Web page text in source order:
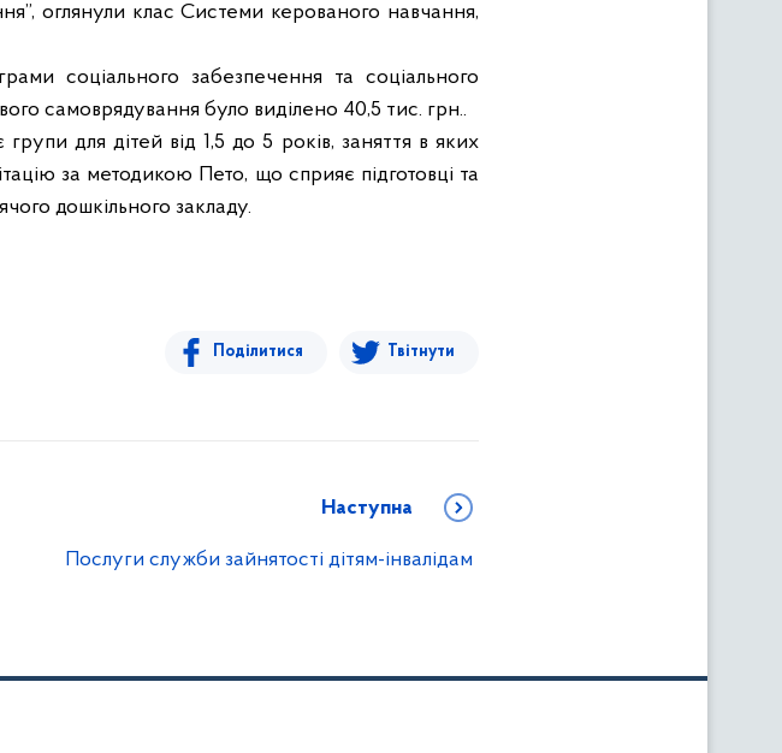
оглянули клас Системи керованого навчання,
соціального забезпечення та соціального
самоврядування було виділено 40,5 тис. грн..
для дітей від 1,5 до 5 років, заняття в яких
за методикою Пето, що сприяє підготовці та
дошкільного закладу.
Поділитися Твітнути
Наступна
Послуги служби зайнятості дітям-інвалідам